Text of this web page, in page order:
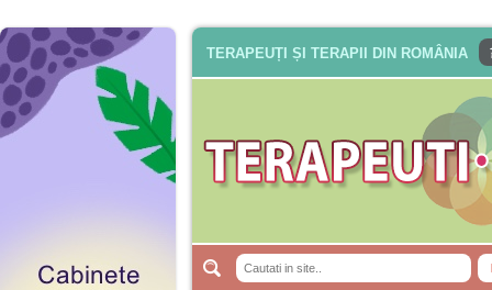
TERAPEUȚI ȘI TERAPII DIN ROMÂNIA